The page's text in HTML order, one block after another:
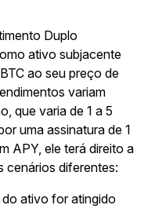
Duplo
ativo subjacente
ao seu preço de
variam
que varia de 1 a 5
uma assinatura de 1
APY, ele terá direito a
cenários diferentes:
ativo for atingido